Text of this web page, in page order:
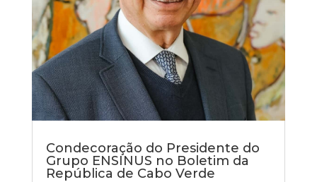
Condecoração do Presidente do
Grupo ENSINUS no Boletim da
República de Cabo Verde